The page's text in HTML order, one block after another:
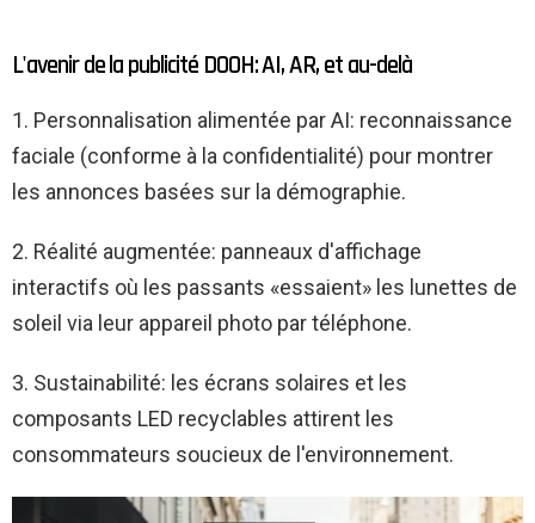
L'avenir de la publicité DOOH: AI, AR, et au-delà
1. Personnalisation alimentée par AI: reconnaissance
faciale (conforme à la confidentialité) pour montrer
les annonces basées sur la démographie.
2. Réalité augmentée: panneaux d'affichage
interactifs où les passants «essaient» les lunettes de
soleil via leur appareil photo par téléphone.
3. Sustainabilité: les écrans solaires et les
composants LED recyclables attirent les
consommateurs soucieux de l'environnement.